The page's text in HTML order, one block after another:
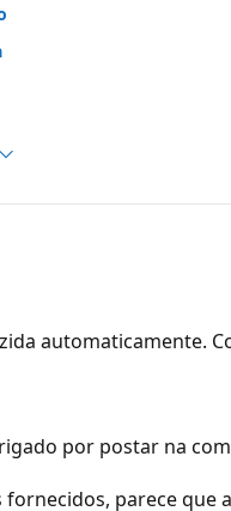
automaticamente.
por postar na
fornecidos, parece